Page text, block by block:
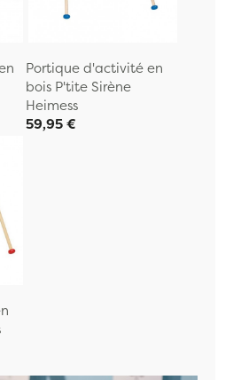
Portique d'activité en
bois P'tite Sirène
Heimess
59,95 €